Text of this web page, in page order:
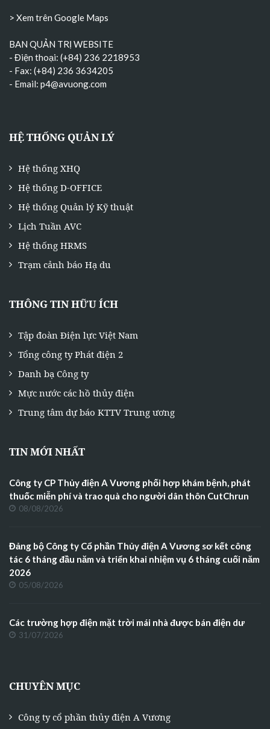
> Xem trên Google Maps
BAN QUẢN TRỊ WEBSITE
- Điện thoại: (+84) 236 2218953
- Fax: (+84) 236 3634205
- Email: p4@avuong.com
HỆ THỐNG QUẢN LÝ
Hệ thống XHQ
Hệ thống D-OFFICE
Hệ thống Quản lý Kỹ thuật
Lịch Tuần AVC
Hệ thống HRMS
Trạm cảnh báo Hạ du
THÔNG TIN HỮU ÍCH
Tập đoàn Điện lực Việt Nam
Tổng công ty Phát điện 2
Danh bạ Công ty
Mực nước các hồ thủy điện
Trung tâm dự báo KTTV Trung ương
TIN MỚI NHẤT
Công ty CP Thủy điện A Vương phối hợp khám bệnh, phát
thuốc miễn phí và trao quà cho người dân thôn CutChrun
08/08/2026
Đảng bộ Công ty Cổ phần Thủy điện A Vương sơ kết công
tác 6 tháng đầu năm và triển khai nhiệm vụ 6 tháng cuối năm
2026
05/08/2026
Các trường hợp điện mặt trời mái nhà được bán điện dư
31/07/2026
CHUYÊN MỤC
Công ty cổ phần thủy điện A Vương